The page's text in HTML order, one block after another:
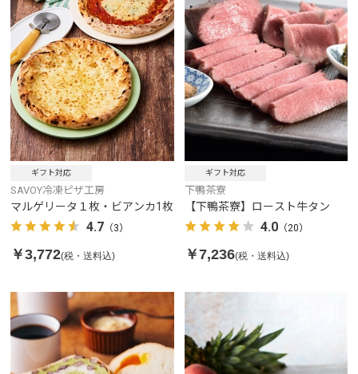
ギフト対応
SAVOY冷凍ピザ工房
マルゲリータ１枚・ビアンカ1枚
4.7 （3）
￥3,772(税・送料込)
ギフト対応
下鴨茶寮
【下鴨茶寮】ロースト牛タン
4.0（20）
￥7,236(税・送料込)